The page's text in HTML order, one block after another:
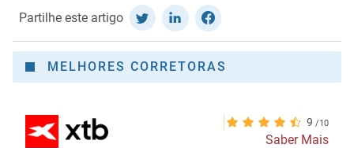
Partilhe este artigo
MELHORES CORRETORAS
9
Saber Mais